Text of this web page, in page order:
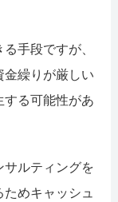
手段ですが、
金繰りが厳しい
する可能性があ
サルティングを
めキャッシュ